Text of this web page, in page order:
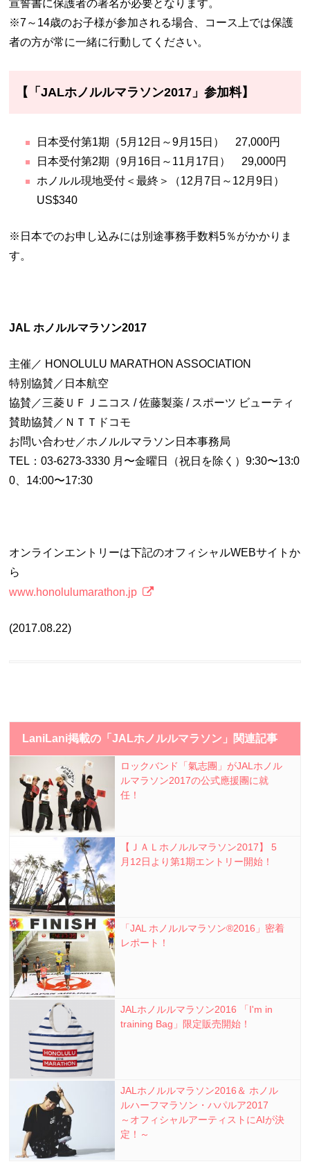
宣誓書に保護者の署名が必要となります。
※7～14歳のお子様が参加される場合、コース上では保護
者の方が常に一緒に行動してください。
【「JALホノルルマラソン2017」参加料】
日本受付第1期（5月12日～9月15日） 27,000円
日本受付第2期（9月16日～11月17日） 29,000円
ホノルル現地受付＜最終＞（12月7日～12月9日）
US$340
※日本でのお申し込みには別途事務手数料5％がかかりま
す。
JAL ホノルルマラソン2017
主催／ HONOLULU MARATHON ASSOCIATION
特別協賛／日本航空
協賛／三菱ＵＦＪニコス / 佐藤製薬 / スポーツ ビューティ
賛助協賛／ＮＴＴドコモ
お問い合わせ／ホノルルマラソン日本事務局
TEL：03-6273-3330 月〜金曜日（祝日を除く）9:30〜13:0
0、14:00〜17:30
オンラインエントリーは下記のオフィシャルWEBサイトか
ら
www.honolulumarathon.jp
(2017.08.22)
LaniLani掲載の「JALホノルルマラソン」関連記事
ロックバンド「氣志團」がJALホノル
ルマラソン2017の公式應援團に就
任！
【ＪＡＬホノルルマラソン2017】 5
月12日より第1期エントリー開始！
「JAL ホノルルマラソン®2016」密着
レポート！
JALホノルルマラソン2016 「I'm in
training Bag」限定販売開始！
JALホノルルマラソン2016＆ ホノル
ルハーフマラソン・ハパルア2017
～オフィシャルアーティストにAIが決
定！～